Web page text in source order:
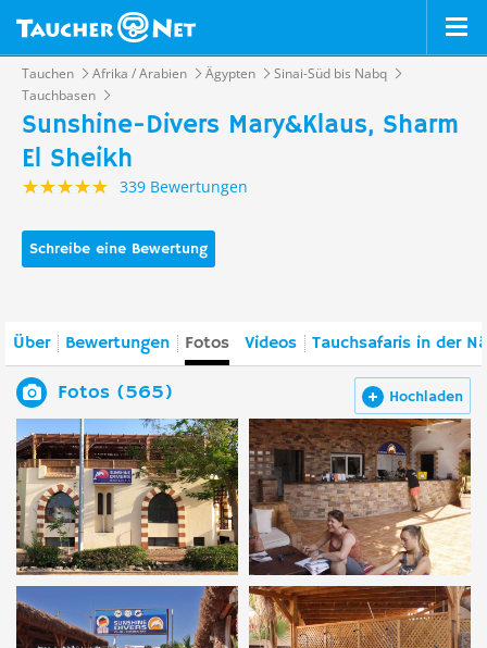
Tauchen Afrika / Arabien Ägypten
Sinai-Süd bis Nabq
Tauchbasen
Sunshine-Divers Mary&Klaus, Sharm
El Sheikh
339 Bewertungen
Schreibe eine Bewertung
Über Bewertungen Fotos Videos Tauchsafaris in der
Hochladen
Fotos (565)